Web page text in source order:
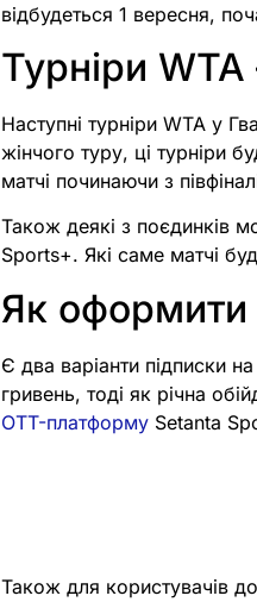
відбудеться 1 вересня,
Турніри
Наступні турніри WTA у
жінчого туру, ці турніри
матчі починаючи з
Також деякі з поєдинків
Sports+. Які саме матчі
Як оформити
Є два варіанти підписки
гривень, тоді як річна
OTT-платформу Setanta
Також для користувачів